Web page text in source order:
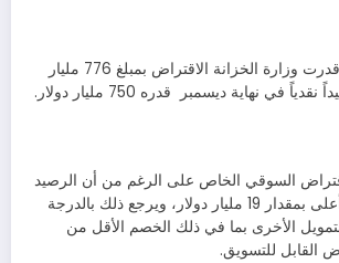
وفي أكتوبر 2023، قدرت وزارة الخزانة الاقتراض بمبلغ 776 مليار
في نهاية ديسمبر قدره 750 مليار دولار.
السوقي الخاص على الرغم من أن الرصيد
النقدي النهائي كان أعلى بمقدار 19 مليار دولار، ويرجع ذلك بالدرجة
الأخرى بما في ذلك الخصم الأقل من
القابل للتسويق.